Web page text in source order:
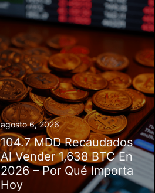
agosto 6, 2026
104.7 MDD Recaudados
Al Vender 1,638 BTC En
2026 – Por Qué Importa
Hoy